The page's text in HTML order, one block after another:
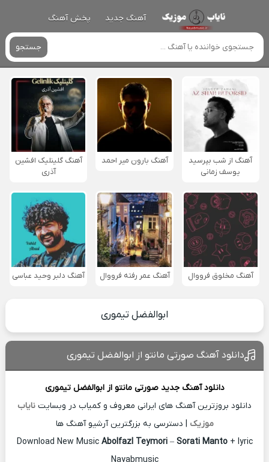
آهنگ جدید پخش آهنگ
جستجو
آهنگ از شب بپرسید
یوسف زمانی
آهنگ بارون میر احمد
آهنگ گلینلیک افشین
آذری
آهنگ مخلوق فرووال آهنگ عمر رفته فرووال آهنگ دلبر وحید عباسی
ابوالفضل تیموری
دانلود آهنگ صورتی مانتو از ابوالفضل تیموری
دانلود آهنگ جدید صورتی مانتو ازابوالفضل تیموری
دانلود بروزترین آهنگ های ایرانی معروف و کمیاب در وبسایت نایاب
موزیک | دسترسی به بزرگترین آرشیو آهنگ ها
Download New Music Abolfazl Teymori– Sorati Manto+ lyric